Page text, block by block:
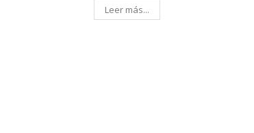
Leer más...